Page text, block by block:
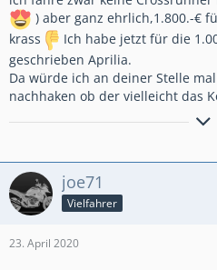
) aber ganz ehrlich,1.800.-€
krass
Ich habe jetzt für die
geschrieben Aprilia.
Da würde ich an deiner Stelle
nachhaken ob der vielleicht das
GlG.Wolfgang aus dem schönen
joe71
Vielfahrer
23. April 2020